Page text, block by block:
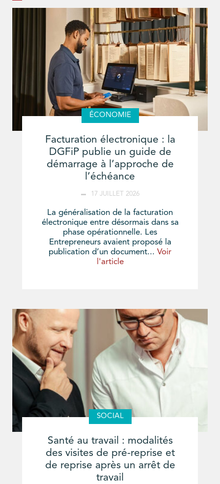
ÉCONOMIE
Facturation électronique : la
DGFiP publie un guide de
démarrage à l’approche de
l’échéance
17 JUILLET 2026
La généralisation de la facturation
électronique entre désormais dans sa
phase opérationnelle. Les
Entrepreneurs avaient proposé la
publication d’un document... Voir
l'article
SOCIAL
Santé au travail : modalités
des visites de pré-reprise et
de reprise après un arrêt de
travail